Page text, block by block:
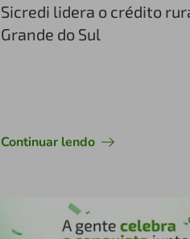
Sicredi lidera o crédito
Grande do Sul
Continuar lendo